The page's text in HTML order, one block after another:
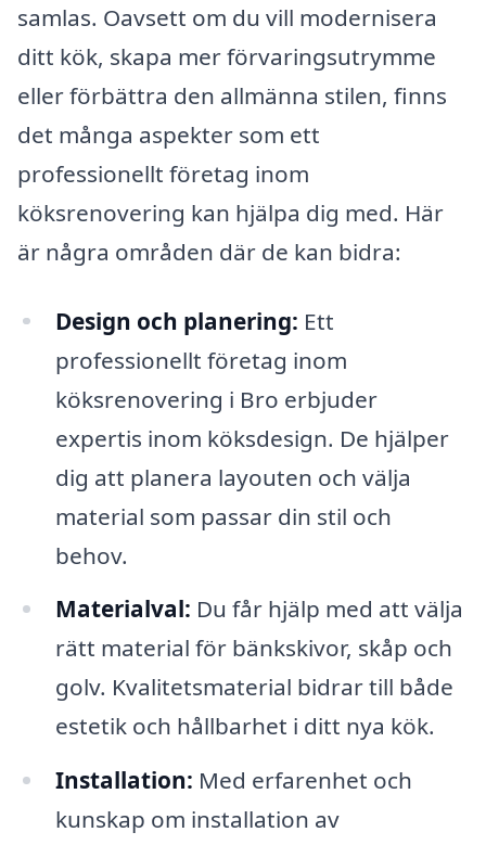
samlas. Oavsett om du vill modernisera
ditt kök, skapa mer förvaringsutrymme
eller förbättra den allmänna stilen, finns
det många aspekter som ett
professionellt företag inom
köksrenovering kan hjälpa dig med. Här
är några områden där de kan bidra:
Design och planering: Ett
professionellt företag inom
köksrenovering i Bro erbjuder
expertis inom köksdesign. De hjälper
dig att planera layouten och välja
material som passar din stil och
behov.
Materialval: Du får hjälp med att välja
rätt material för bänkskivor, skåp och
golv. Kvalitetsmaterial bidrar till både
estetik och hållbarhet i ditt nya kök.
Installation: Med erfarenhet och
kunskap om installation av